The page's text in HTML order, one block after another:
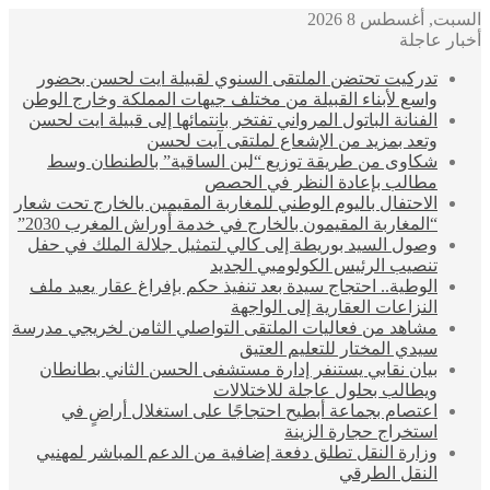
السبت, أغسطس 8 2026
أخبار عاجلة
تدركيت تحتضن الملتقى السنوي لقبيلة ايت لحسن بحضور
واسع لأبناء القبيلة من مختلف جيهات المملكة وخارج الوطن
الفنانة الباتول المرواني تفتخر بانتمائها إلى قبيلة ايت لحسن
وتعد بمزيد من الإشعاع لملتقى آيت لحسن
شكاوى من طريقة توزيع “لبن الساقية” بالطنطان وسط
مطالب بإعادة النظر في الحصص
الاحتفال باليوم الوطني للمغاربة المقيمين بالخارج تحت شعار
“المغاربة المقيمون بالخارج في خدمة أوراش المغرب 2030”
وصول السيد بوريطة إلى كالي لتمثيل جلالة الملك في حفل
تنصيب الرئيس الكولومبي الجديد
الوطية.. احتجاج سيدة بعد تنفيذ حكم بإفراغ عقار يعيد ملف
النزاعات العقارية إلى الواجهة
مشاهد من فعاليات الملتقى التواصلي الثامن لخريجي مدرسة
سيدي المختار للتعليم العتيق
بيان نقابي يستنفر إدارة مستشفى الحسن الثاني بطانطان
ويطالب بحلول عاجلة للاختلالات
اعتصام بجماعة أبطيح احتجاجًا على استغلال أراضٍ في
استخراج حجارة الزينة
وزارة النقل تطلق دفعة إضافية من الدعم المباشر لمهنيي
النقل الطرقي